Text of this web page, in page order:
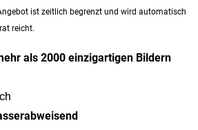
ist zeitlich begrenzt und wird automatisch
reicht.
als 2000 einzigartigen Bildern